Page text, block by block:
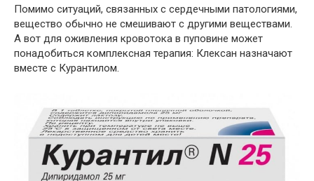
Помимо ситуаций, связанных с сердечными патологиями,
вещество обычно не смешивают с другими веществами.
А вот для оживления кровотока в пуповине может
понадобиться комплексная терапия: Клексан назначают
вместе с Курантилом.